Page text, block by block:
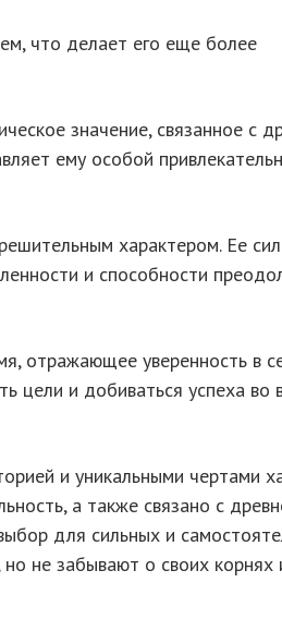
что делает его еще более
значение, связанное с
ему особой
характером. Ее
и способности
отражающее уверенность в
цели и добиваться успеха во
и уникальными чертами
а также связано с
для сильных и
не забывают о своих корнях